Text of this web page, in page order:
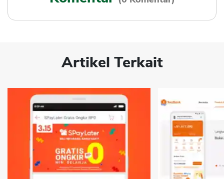
Artikel Terkait